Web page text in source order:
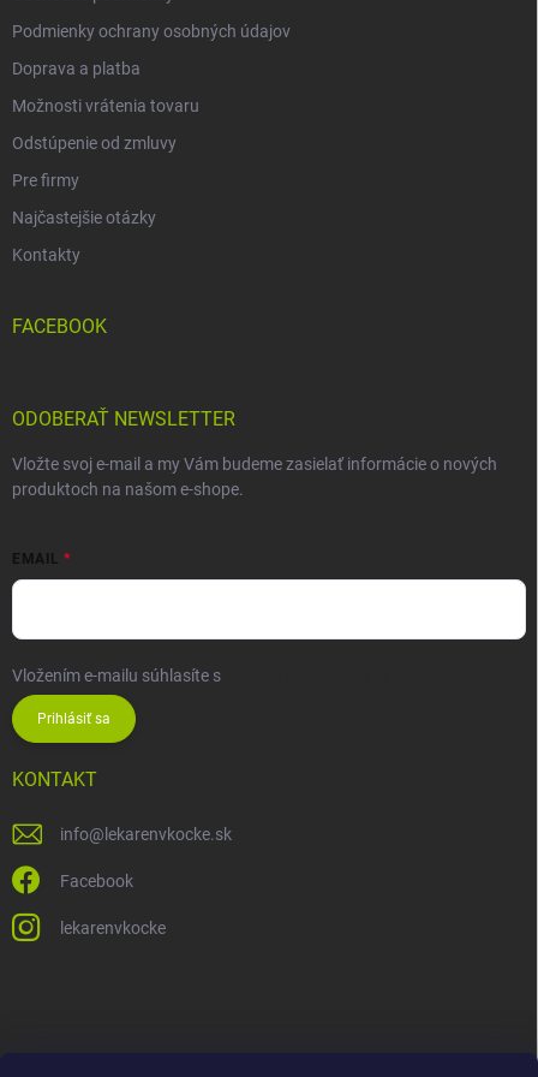
Podmienky ochrany osobných údajov
Doprava a platba
Možnosti vrátenia tovaru
Odstúpenie od zmluvy
Pre firmy
Najčastejšie otázky
Kontakty
FACEBOOK
ODOBERAŤ NEWSLETTER
Vložte svoj e-mail a my Vám budeme zasielať informácie o nových
produktoch na našom e-shope.
EMAIL
Vložením e-mailu súhlasíte s
Prihlásiť sa
KONTAKT
info@ lekarenvkocke.sk
Facebook
lekarenvkocke